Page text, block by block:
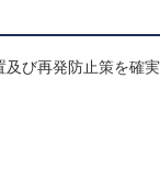
び再発防止策を確